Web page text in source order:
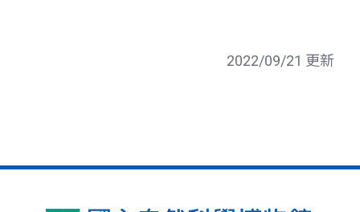
2022/09/21 更新